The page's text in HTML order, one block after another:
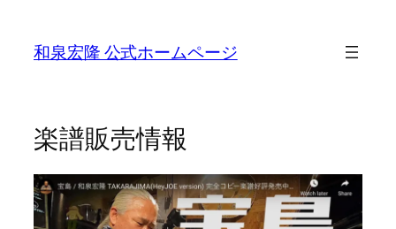
content
和泉宏隆 公式ホームページ
楽譜販売情報